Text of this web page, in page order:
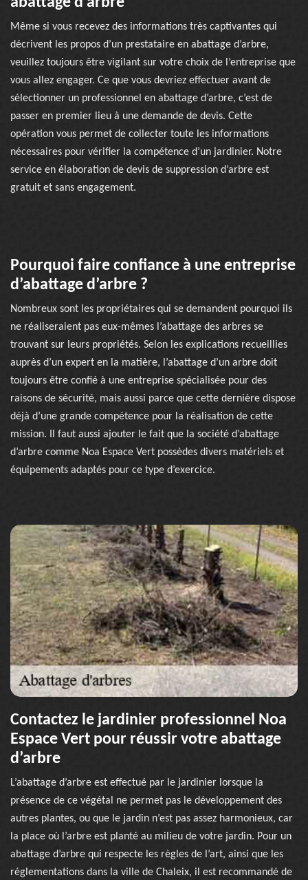
Même si vous recevez des informations très captivantes qui
décrivent les propos d’un prestataire en abattage d’arbre,
veuillez toujours être vigilant sur votre choix de l’entreprise que
vous allez engager. Ce que vous devriez effectuer avant de
sélectionner un professionnel en abattage d’arbre, c’est de
passer en premier lieu à une demande de devis. Cette
opération vous permet de collecter toute les informations
nécessaires pour vérifier la compétence d’un jardinier. Notre
service en élaboration de devis de suppression d’arbre est
gratuit et sans engagement.
Pourquoi faire confiance à une entreprise
d’abattage d’arbre ?
Nombreux sont les propriétaires qui se demandent pourquoi ils
ne réaliseraient pas eux-mêmes l’abattage des arbres se
trouvant sur leurs propriétés. Selon les explications recueillies
auprès d’un expert en la matière, l’abattage d’un arbre doit
toujours être confié à une entreprise spécialisée pour des
raisons de sécurité, mais aussi parce que cette dernière dispose
déjà d’une grande compétence pour la réalisation de cette
mission. Il faut aussi ajouter le fait que la société d’abattage
d’arbre comme Noa Espace Vert possèdes divers matériels et
équipements adaptés pour ce type d’exercice.
Contactez le jardinier professionnel Noa
Espace Vert pour réussir votre abattage
d’arbre
L’abattage d’arbre est effectué par le jardinier lorsque la
présence de ce végétal ne permet pas le développement des
autres plantes, ou que le jardin n’est pas assez harmonieux, car
la place où l’arbre est planté au milieu de votre jardin. Pour un
abattage d’arbre qui respecte les règles de l’art, ainsi que les
réglementations dans la ville de Chaleix, il est recommandé de